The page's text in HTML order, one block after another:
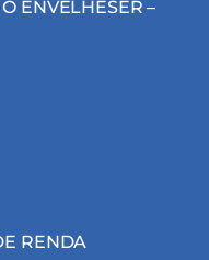
ENVELHESER –
RENDA